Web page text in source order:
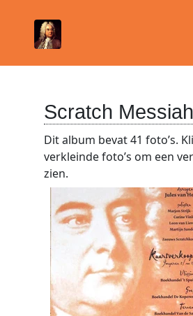
Scratch
Dit album bevat 41 foto’s.
verkleinde foto’s om een
zien.